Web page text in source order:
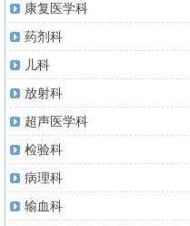
康复医学科
药剂科
儿科
放射科
超声医学科
检验科
病理科
输血科